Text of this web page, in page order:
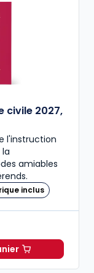
TTC
civile 2027,
l'instruction
amiables
inclus
de procédure